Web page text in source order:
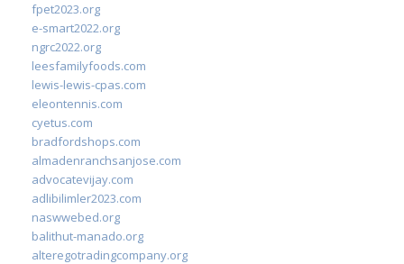
fpet2023.org
e-smart2022.org
ngrc2022.org
leesfamilyfoods.com
lewis-lewis-cpas.com
eleontennis.com
cyetus.com
bradfordshops.com
almadenranchsanjose.com
advocatevijay.com
adlibilimler2023.com
naswwebed.org
balithut-manado.org
alteregotradingcompany.org